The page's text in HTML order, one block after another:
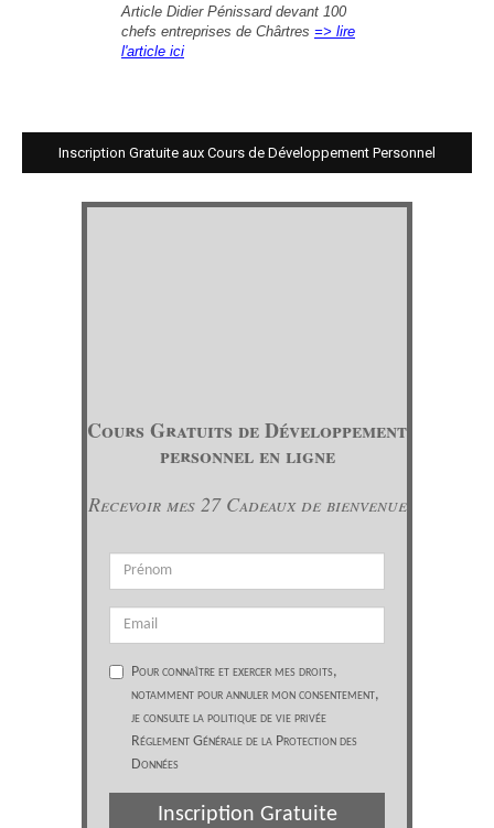
Article Didier Pénissard devant 100
chefs entreprises de Chârtres => lire
l'article ici
Inscription Gratuite aux Cours de Développement Personnel
Cours Gratuits de Développement
personnel en ligne
Recevoir mes 27 Cadeaux de bienvenue
Pour connaître et exercer mes droits,
notamment pour annuler mon consentement,
je consulte la politique de vie privée
Réglement Générale de la Protection des
Données
Inscription Gratuite